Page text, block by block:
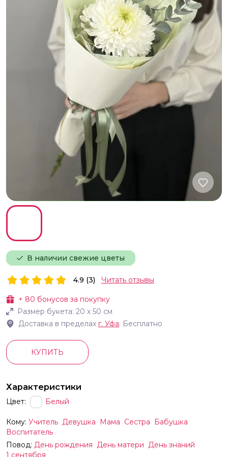
В наличии свежие цветы
+ 80 бонусов за покупку
Размер букета: 20 х 50 см
Доставка в пределах г. Уфа: Бесплатно
4.9 (3) Читать отзывы
КУПИТЬ
Характеристики
Цвет: Белый
Кому: Учитель Девушка Мама Сестра
Бабушка
Воспитатель
Повод: День рождения День матери День знаний
1 сентября